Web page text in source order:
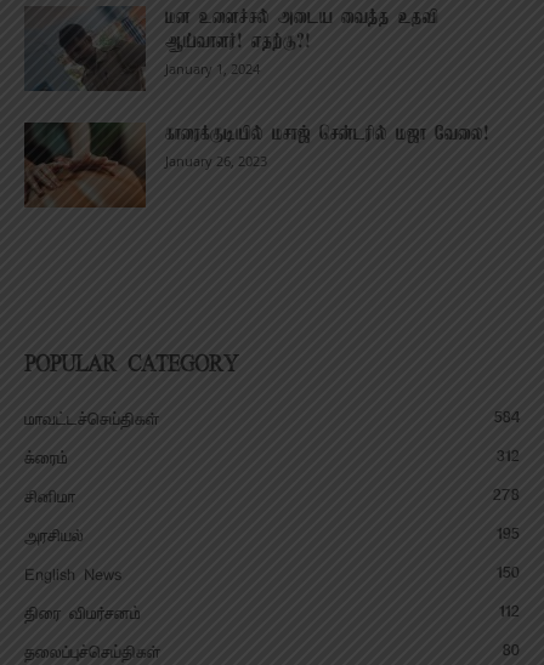
மன உளைச்சல் அடைய வைத்த உதவி
ஆய்வாளர்! எதற்கு?!
January 1, 2024
காரைக்குடியில் மசாஜ் சென்டரில் மஜா வேலை!
January 26, 2023
POPULAR CATEGORY
மாவட்டச்செய்திகள்
584
க்ரைம்
312
சினிமா
278
அரசியல்
195
English News
150
திரை விமர்சனம்
112
தலைப்புச்செய்திகள்
80